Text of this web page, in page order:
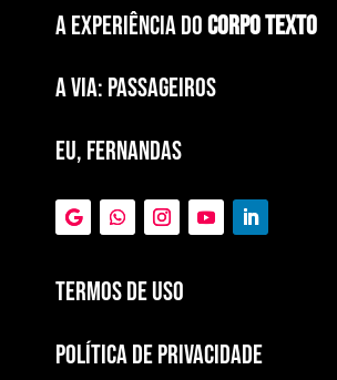
A EXPERIÊNCIA DOCORPO TEXTO
a via: paSSAGEIROS
EU, FERNANDAS
Termos de Uso
POLÍTICA DE PRIVACIDADE